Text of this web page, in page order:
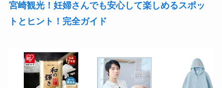
宮崎観光！妊婦さんでも安心して楽しめるスポッ
トとヒント！完全ガイド